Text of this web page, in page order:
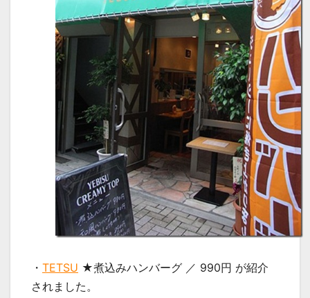
・ TETSU ★煮込みハンバーグ ／ 990円 が紹介
されました。